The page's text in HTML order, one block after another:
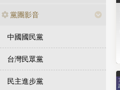
黨團影音
中國國民黨
台灣民眾黨
民主進步黨